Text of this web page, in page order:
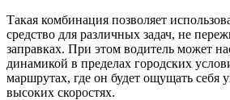
Такая комбинация позволяет
средство для различных задач, не
заправках. При этом водитель может
динамикой в пределах городских
маршрутах, где он будет ощущать себя
высоких скоростях.